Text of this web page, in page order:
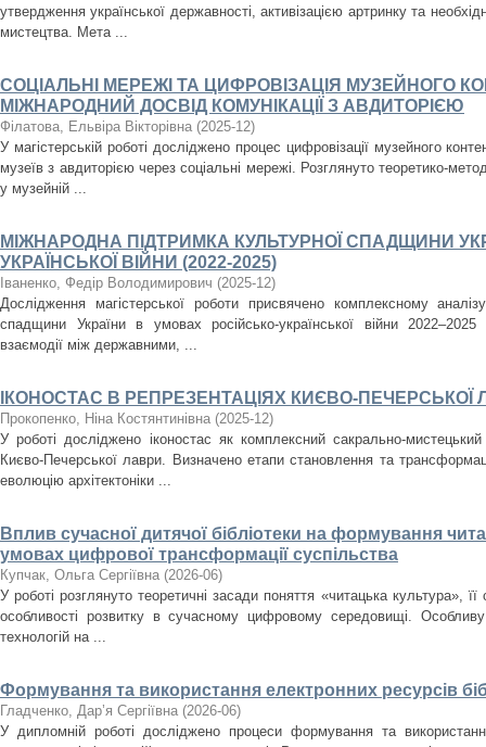
утвердження української державності, активізацією артринку та
мистецтва. Мета ...
СОЦІАЛЬНІ МЕРЕЖІ ТА ЦИФРОВІЗАЦІЯ МУЗЕЙНОГО
МІЖНАРОДНИЙ ДОСВІД КОМУНІКАЦІЇ З АВДИТОРІЄЮ
Філатова, Ельвіра Вікторівна (2025-12)
У магістерській роботі досліджено процес цифровізації музейного
музеїв з авдиторією через соціальні мережі. Розглянуто теоретико-
у музейній ...
МІЖНАРОДНА ПІДТРИМКА КУЛЬТУРНОЇ СПАДЩИНИ
УКРАЇНСЬКОЇ ВІЙНИ (2022-2025)
Іваненко, Федір Володимирович (2025-12)
Дослідження магістерської роботи присвячено комплексному
спадщини України в умовах російсько-української війни
взаємодії між державними, ...
ІКОНОСТАС В РЕПРЕЗЕНТАЦІЯХ КИЄВО-ПЕЧЕРСЬКОЇ
Прокопенко, Ніна Костянтинівна (2025-12)
У роботі досліджено іконостас як комплексний сакрально-
Києво-Печерської лаври. Визначено етапи становлення та
еволюцію архітектоніки ...
Вплив сучасної дитячої бібліотеки на формування
умовах цифрової трансформації суспільства
Купчак, Ольга Сергіївна (2026-06)
У роботі розглянуто теоретичні засади поняття «читацька культура», її
особливості розвитку в сучасному цифровому середовищі.
технологій на ...
Формування та використання електронних ресурсів
Гладченко, Дар’я Сергіївна (2026-06)
У дипломній роботі досліджено процеси формування та